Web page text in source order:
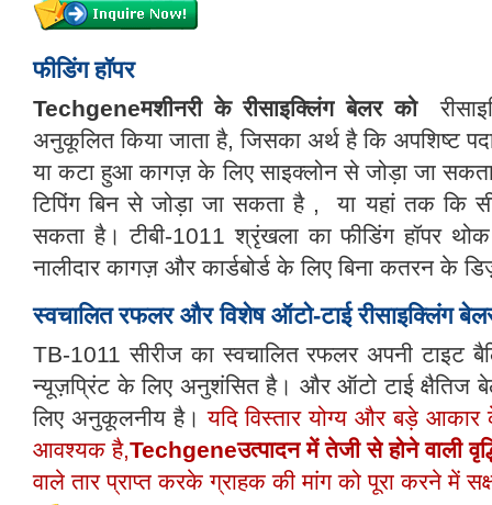
फीडिंग हॉपर
Techgeneमशीनरी के रीसाइक्लिंग बेलर को
अनुकूलित किया जाता है, जिसका अर्थ है कि अपशिष्ट
या कटा हुआ कागज़ के लिए साइक्लोन से जोड़ा जा
टिपिंगबिन से जोड़ा जा सकता है ,
या यहां तक ​​कि
सकता है। टीबी-1011 श्रृंखला का फीडिंग हॉपर
नालीदार कागज़ और कार्डबोर्ड के लिए बिना कतरन के
स्वचालित रफलर और विशेष ऑटो-टाई रीसाइक्लिंग
TB-1011 सीरीज का स्वचालित रफलर अपनी टाइट
न्यूज़प्रिंट के लिए अनुशंसित है। और ऑटो टाई क्षैतिज
लिए अनुकूलनीय है।यदि विस्तार योग्य और बड़े
आवश्यक है,Techgeneउत्पादन में तेजी से होने वाली
वाले तार प्राप्त करके ग्राहक की मांग को पूरा करने में